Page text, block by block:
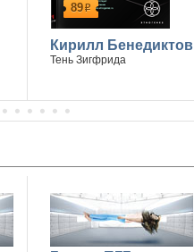
89р
Кирилл Бенедиктов
Тень Зигфрида